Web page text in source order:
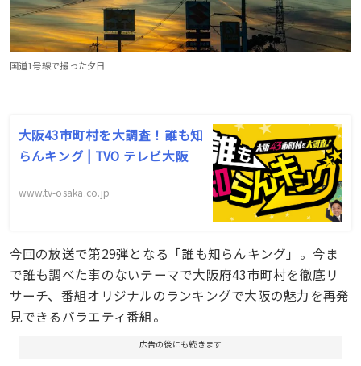
国道1号線で撮った夕日
大阪43市町村を大調査！誰も知
らんキング | TVO テレビ大阪
www.tv-osaka.co.jp
今回の放送で第29弾となる「誰も知らんキング」。今ま
で誰も調べた事のないテーマで大阪府43市町村を徹底リ
サーチ、番組オリジナルのランキングで大阪の魅力を再発
見できるバラエティ番組。
広告の後にも続きます